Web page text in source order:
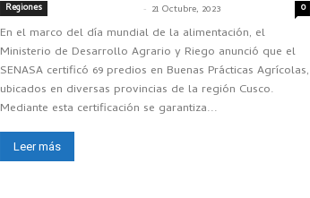
Regiones - 21 Octubre, 2023 0
En el marco del día mundial de la alimentación, el
Ministerio de Desarrollo Agrario y Riego anunció que el
SENASA certificó 69 predios en Buenas Prácticas Agrícolas,
ubicados en diversas provincias de la región Cusco.
Mediante esta certificación se garantiza...
Leer más